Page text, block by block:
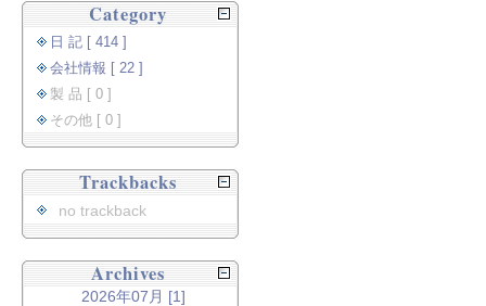
Category
日 記 [ 414 ]
会社情報 [ 22 ]
製 品 [ 0 ]
その他 [ 0 ]
Trackbacks
no trackback
Archives
2026年07月 [1]